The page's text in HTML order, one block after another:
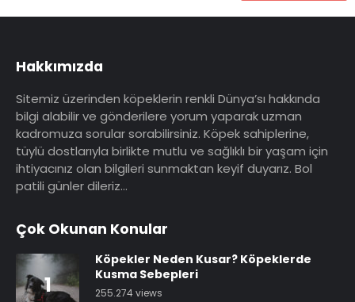
Hakkımızda
Sitemiz üzerinden köpeklerin renkli Dünya’sı hakkında
bilgi alabilir ve gönderilere yorum yaparak uzman
kadromuza sorular sorabilirsiniz. Köpek sahiplerine,
tüylü dostlarıyla birlikte mutlu ve sağlıklı bir yaşam için
ihtiyacınız olan bilgileri sunmaktan keyif duyarız. Bol
patili günler dileriz…
Çok Okunan Konular
1
Köpekler Neden Kusar? Köpeklerde
Kusma Sebepleri
255.274 views